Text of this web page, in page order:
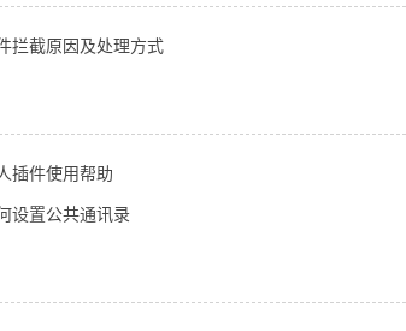
拦截原因及处理方式
插件使用帮助
设置公共通讯录